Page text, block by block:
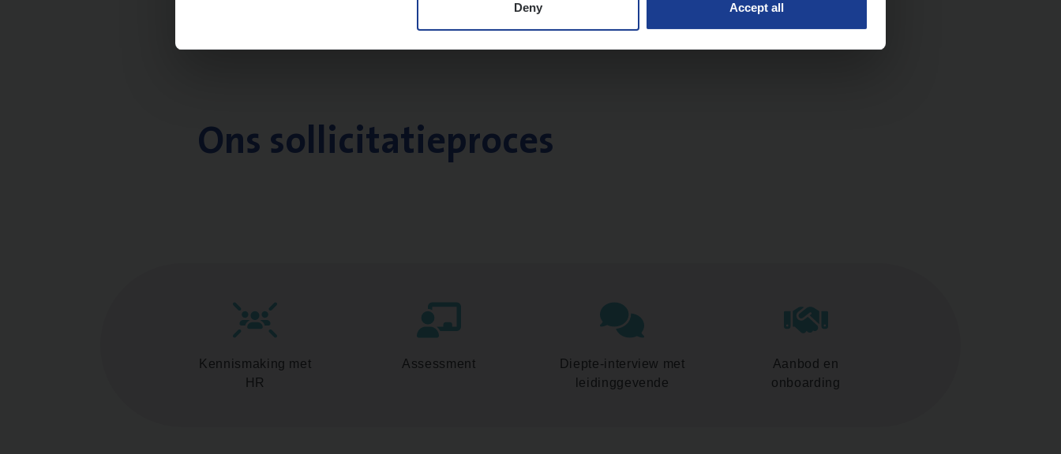
Deny Accept all
Ons sollicitatieproces
Kennismaking met
HR
Assessment
Diepte-interview met
leidinggevende
Aanbod en
onboarding